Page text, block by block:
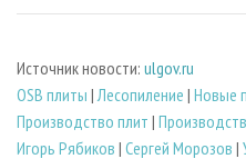
Источник новости: ulgov.ru
OSB плиты |Лесопиление | Новые
Производство плит |
Игорь Рябиков | Сергей Морозов |